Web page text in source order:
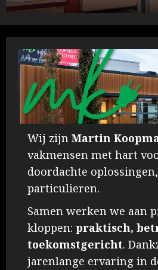
6
Mitsubishi Heavy
Mitsubishi
Showroom
Zonnepanelen
Wij zijn Martin
vakmensen met hart
doordachte
particulieren.
Samen werken we aan
kloppen: praktisch,
toekomstgericht.
jarenlange ervaring in